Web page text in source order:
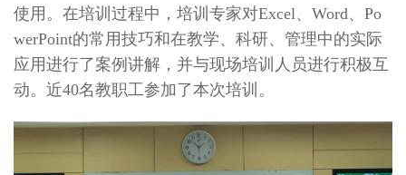
使用。在培训过程中，培训专家对Excel、Word、Po
werPoint的常用技巧和在教学、科研、管理中的实际
应用进行了案例讲解，并与现场培训人员进行积极互
动。近40名教职工参加了本次培训。